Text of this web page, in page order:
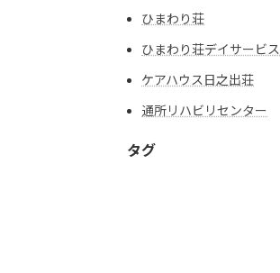
ひまわり荘
ひまわり荘デイサービス
ケアハウス日之出荘
通所リハビリセンター
タグ